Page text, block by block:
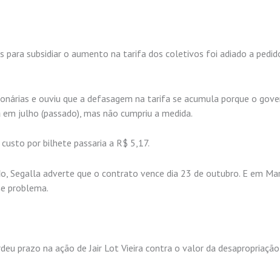
subsidiar o aumento na tarifa dos coletivos foi adiado a
e ouviu que a defasagem na tarifa se acumula porque o
julho (passado), mas não cumpriu a medida.
por bilhete passaria a R$ 5,17.
Segalla adverte que o contrato vence dia 23 de outubro. E em
problema.
prazo na ação de Jair Lot Vieira contra o valor da